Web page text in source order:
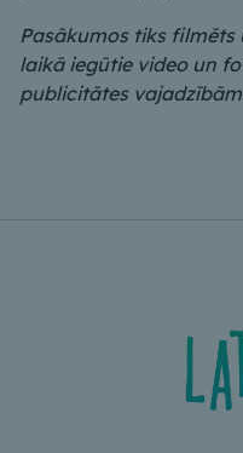
Pasākumos tiks
laikā iegūtie video un
publicitātes